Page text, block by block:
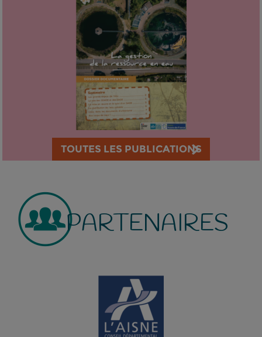
TOUTES LES PUBLICATIONS
PARTENAIRES